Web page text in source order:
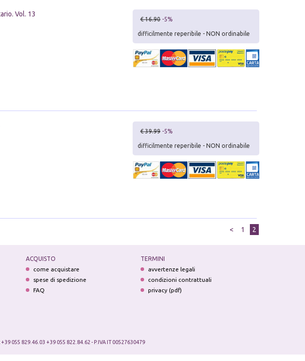
Vol. 13
€ 16.90 -5%
difficilmente reperibile - NON ordinabile
€ 39.99 -5%
difficilmente reperibile - NON ordinabile
< 1 2
ACQUISTO
come acquistare
spese di spedizione
FAQ
TERMINI
avvertenze legali
condizioni contrattuali
privacy (pdf)
055 829.46.03 +39 055 822.84.62 - P.IVA IT 00527630479